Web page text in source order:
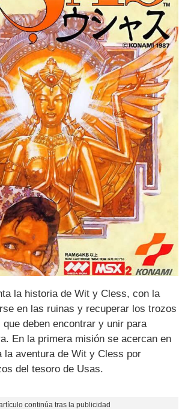
la historia de Wit y Cless, con la
en las ruinas y recuperar los trozos
deben encontrar y unir para
En la primera misión se acercan en
la aventura de Wit y Cless por
del tesoro de Usas.